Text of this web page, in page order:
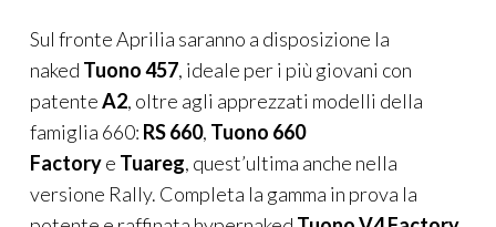
Sul fronte Aprilia saranno a disposizione la
naked Tuono 457 , ideale per i più giovani con
patente
A2 , oltre agli apprezzati modelli della
famiglia 660: RS 660 Tuono 660
Factory
Tuareg
, quest’ultima anche nella
versione Rally. Completa la gamma in prova la
potente e raffinata hypernaked Tuono V4 Factory